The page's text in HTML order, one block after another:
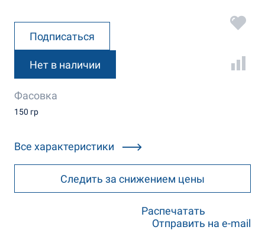
Подписаться
Нет в наличии
Фасовка
150 гр
Все характеристики
Следить за снижением цены
Распечатать
Отправить на e-mail